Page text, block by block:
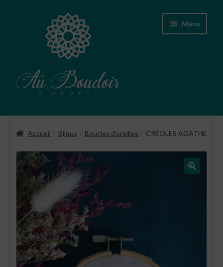
Menu
Boutique
Conseils d’entretien des bijoux
A propos
Contact
Accueil Bijoux Boucles d'oreilles CRÉOLES AGATHE